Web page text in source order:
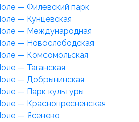
— Филёвский парк
— Кунцевская
— Международная
— Новослободская
— Комсомольская
— Таганская
— Добрынинская
— Парк культуры
— Краснопресненская
— Ясенево